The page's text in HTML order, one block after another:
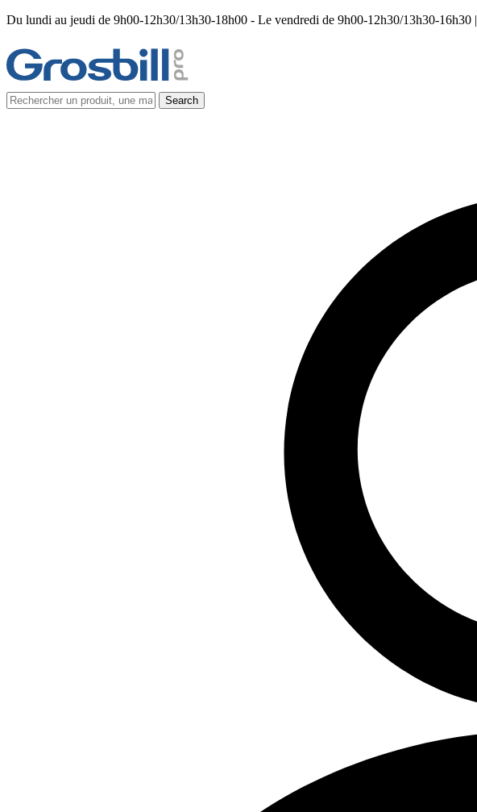
Du lundi au jeudi de 9h00-12h30/13h30-18h00 - Le vendredi de 9h00-12h30/13h30-16h30 |